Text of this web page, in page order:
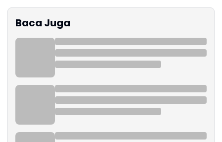
Baca Juga